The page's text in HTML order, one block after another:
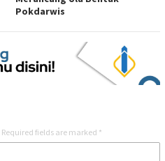
Pokdarwis
Required fields are marked *